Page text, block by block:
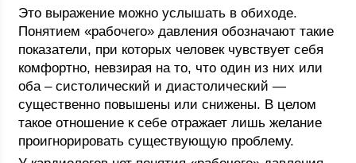
Это выражение можно услышать в обиходе.
Понятием «рабочего» давления обозначают такие
показатели, при которых человек чувствует себя
комфортно, невзирая на то, что один из них или
оба – систолический и диастолический —
существенно повышены или снижены. В целом
такое отношение к себе отражает лишь желание
проигнорировать существующую проблему.